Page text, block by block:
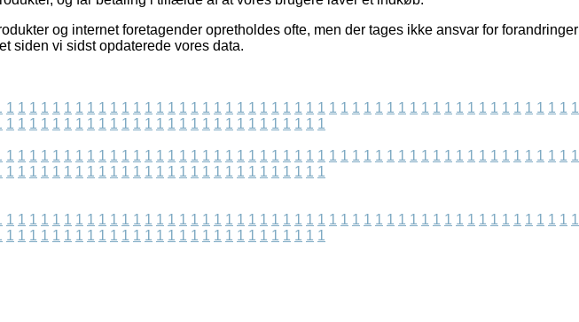
og internet foretagender opretholdes ofte, men der tages ikke ansvar for forandringer
siden vi sidst opdaterede vores data.
1 1 1 1 1 1 1 1 1 1 1 1 1 1 1 1 1 1 1 1 1 1 1 1 1 1 1 1 1 1 1 1 1 1 1 1 1 1 1 1 1 1 1 1 1 1 1 1 1 1
1 1 1 1 1 1 1 1 1 1 1 1 1 1 1 1 1 1 1 1 1 1 1 1 1 1 1 1
1 1 1 1 1 1 1 1 1 1 1 1 1 1 1 1 1 1 1 1 1 1 1 1 1 1 1 1 1 1 1 1 1 1 1 1 1 1 1 1 1 1 1 1 1 1 1 1 1 1
1 1 1 1 1 1 1 1 1 1 1 1 1 1 1 1 1 1 1 1 1 1 1 1 1 1 1 1
1 1 1 1 1 1 1 1 1 1 1 1 1 1 1 1 1 1 1 1 1 1 1 1 1 1 1 1 1 1 1 1 1 1 1 1 1 1 1 1 1 1 1 1 1 1 1 1 1 1
1 1 1 1 1 1 1 1 1 1 1 1 1 1 1 1 1 1 1 1 1 1 1 1 1 1 1 1